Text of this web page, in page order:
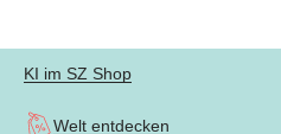
KI im SZ Shop
Welt entdecken